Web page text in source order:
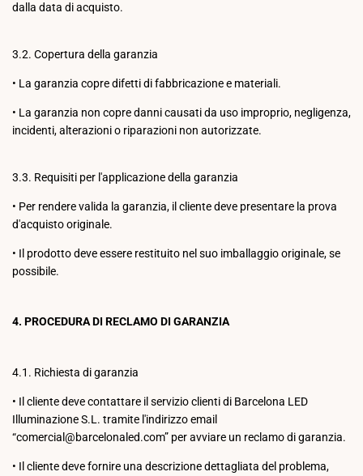
dalla data di acquisto.
3.2. Copertura della garanzia
• La garanzia copre difetti di fabbricazione e materiali.
• La garanzia non copre danni causati da uso improprio, negligenza,
incidenti, alterazioni o riparazioni non autorizzate.
3.3. Requisiti per l'applicazione della garanzia
• Per rendere valida la garanzia, il cliente deve presentare la prova
d'acquisto originale.
• Il prodotto deve essere restituito nel suo imballaggio originale, se
possibile.
4. PROCEDURA DI RECLAMO DI GARANZIA
4.1. Richiesta di garanzia
• Il cliente deve contattare il servizio clienti di Barcelona LED
Illuminazione S.L. tramite l'indirizzo email
“comercial@barcelonaled.com” per avviare un reclamo di garanzia.
• Il cliente deve fornire una descrizione dettagliata del problema,